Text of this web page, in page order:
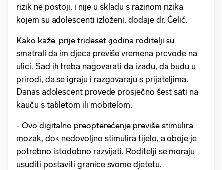
rizik ne postoji, i nije u skladu s razinom rizika
kojem su adolescenti izloženi, dodaje dr. Ćelić.
Kako kaže, prije trideset godina roditelji su
smatrali da im djeca previše vremena provode na
ulici. Sad ih treba nagovarati da izađu, da budu u
prirodi, da se igraju i razgovaraju s prijateljima.
Danas adolescent provede prosječno šest sati na
kauču s tabletom ili mobitelom.
- Ovo digitalno preopterećenje previše stimulira
mozak, dok nedovoljno stimulira tijelo, a oboje je
potrebno istodobno razvijati. Roditelji se moraju
usuditi postaviti granice svome djetetu.